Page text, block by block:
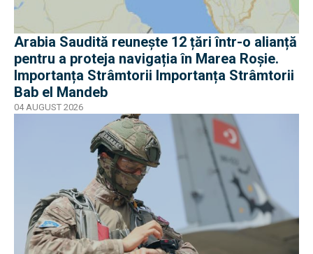
Arabia Saudită reunește 12 țări într-o alianță
pentru a proteja navigația în Marea Roșie.
Importanța Strâmtorii Importanța Strâmtorii
Bab el Mandeb
04 AUGUST 2026